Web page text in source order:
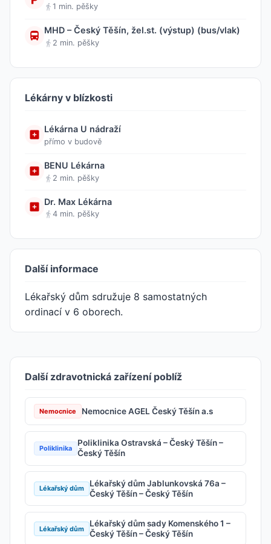
1 min. pěšky
MHD – Český Těšín, žel.st. (výstup) (bus/vlak)
2 min. pěšky
Lékárny v blízkosti
Lékárna U nádraží
přímo v budově
BENU Lékárna
2 min. pěšky
Dr. Max Lékárna
4 min. pěšky
Další informace
Lékařský dům sdružuje 8 samostatných
ordinací v 6 oborech.
Další zdravotnická zařízení poblíž
Nemocnice Nemocnice AGEL Český Těšín a.s
Poliklinika
Poliklinika Ostravská – Český Těšín –
Český Těšín
Lékařský dům
Lékařský dům Jablunkovská 76a –
Český Těšín – Český Těšín
Lékařský dům
Lékařský dům sady Komenského 1 –
Český Těšín – Český Těšín